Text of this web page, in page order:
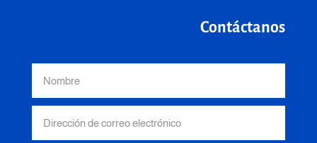
Contáctanos